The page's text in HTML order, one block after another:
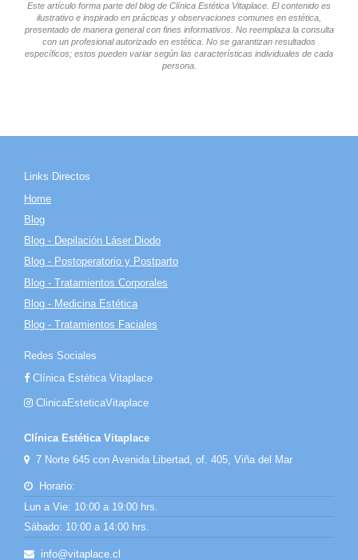
Este artículo forma parte del blog de Clínica Estética Vitaplace. El contenido es
ilustrativo e inspirado en prácticas y observaciones comunes en estética,
presentado de manera general con fines informativos. No reemplaza la consulta
con un profesional autorizado en estética. No se garantizan resultados
específicos; estos pueden variar según las características individuales de cada
persona.
Links Directos
Home
Blog
Blog - Depilación Láser Diodo
Blog - Postoperatorio y Postparto
Blog - Tratamientos Corporales
Blog - Medicina Estética
Blog - Tratamientos Faciales
Redes Sociales
Clínica Estética Vitaplace
ClinicaEsteticaVitaplace
Clínica Estética Vitaplace
7 Norte 645 con Avenida Libertad, of. 405, Viña del Mar
Horario:
Lun a Vie: 10:00 a 19:00 hrs.
Sábado: 10:00 a 14:00 hrs.
info@vitaplace.cl